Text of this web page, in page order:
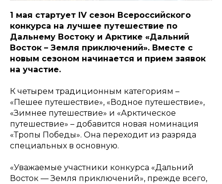
1 мая стартует IV сезон Всероссийского
конкурса на лучшее путешествие по
Дальнему Востоку и Арктике «Дальний
Восток – Земля приключений». Вместе с
новым сезоном начинается и прием заявок
на участие.
К четырем традиционным категориям –
«Пешее путешествие», «Водное путешествие»,
«Зимнее путешествие» и «Арктическое
путешествие» – добавится новая номинация
«Тропы Победы». Она переходит из разряда
специальных в основную.
«Уважаемые участники конкурса «Дальний
Восток — Земля приключений», прежде всего,